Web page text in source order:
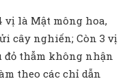
vị là Mật mông hoa,
cây nghiến; Còn 3 vị
thẫm không nhận
theo các chỉ dẫn